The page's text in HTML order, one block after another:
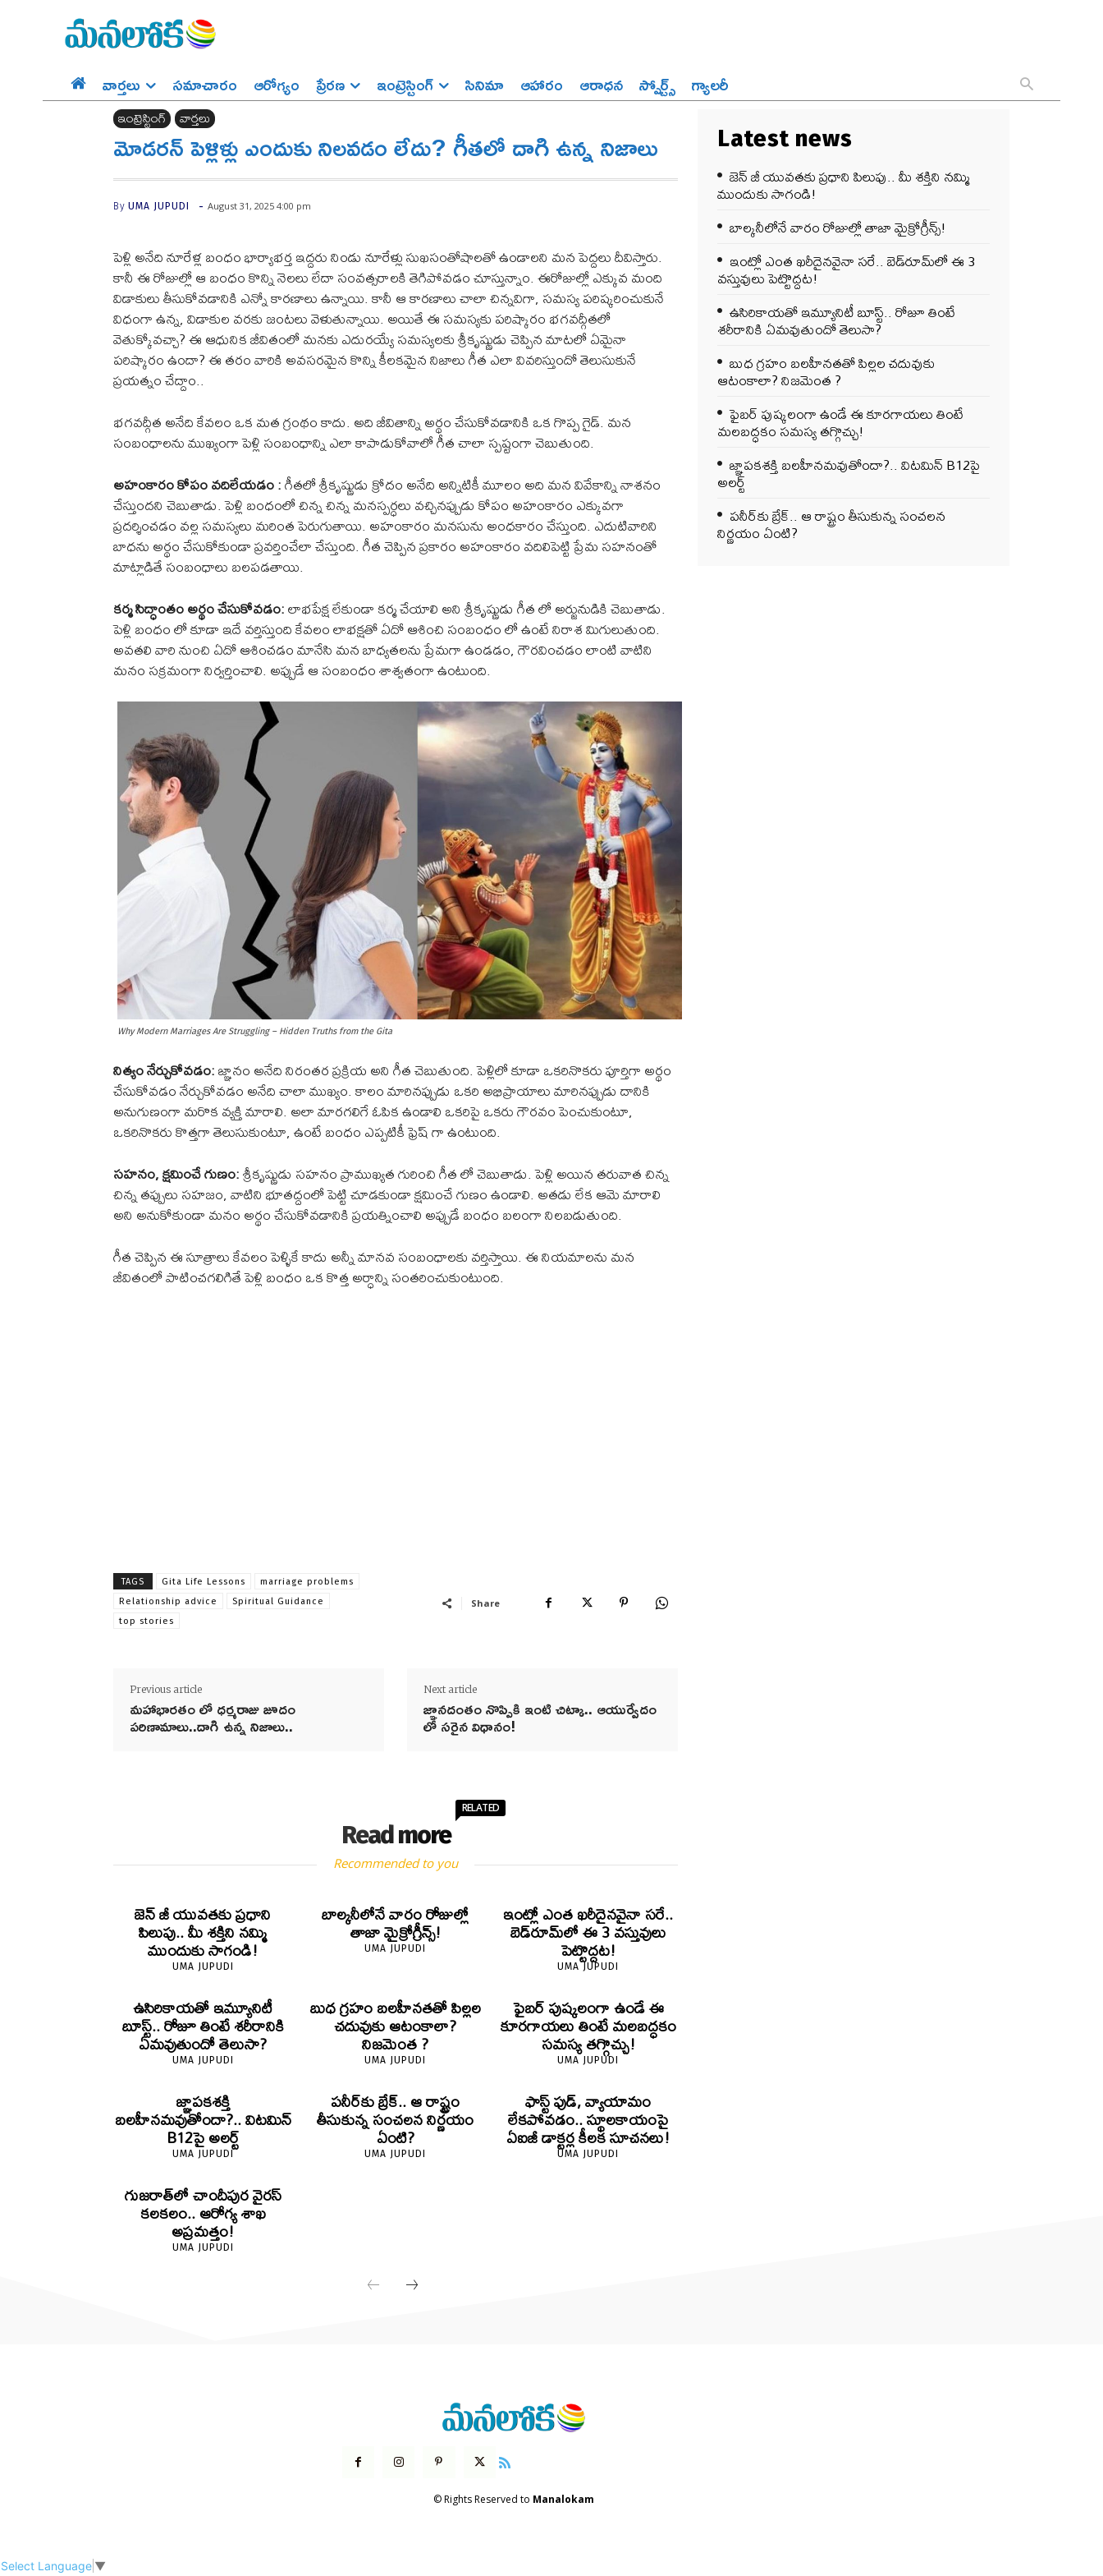
వార్తలు సమాచారం ఆరోగ్యం ప్రేర‌ణ‌ ఇంట్రెస్టింగ్‌ సినిమా ఆహారం ఆరాధన స్పోర్ట్స్‌ గ్యాలరీ
ఇంట్రెస్టింగ్‌ వార్తలు
మోడరన్ పెళ్లిళ్లు ఎందుకు నిలవడం లేదు? గీతలో దాగి ఉన్న నిజాలు
By UMA JUPUDI - August 31, 2025 4:00 pm
పెళ్లి అనేది నూరేళ్ల బంధం భార్యాభర్త ఇద్దరు నిండు నూరేళ్లు సుఖసంతోషాలతో ఉండాలని మన పెద్దలు దీవిస్తారు.
కానీ ఈ రోజుల్లో ఆ బంధం కొన్ని నెలలు లేదా సంవత్సరాలకి తెగిపోవడం చూస్తున్నాం. ఈరోజుల్లో ఎక్కువ మంది
విడాకులు తీసుకోవడానికి ఎన్నో కారణాలు ఉన్నాయి. కానీ ఆ కారణాలు చాలా చిన్నవిగా, సమస్య పరిష్కరించుకునే
విధంగా ఉన్న, విడాకుల వరకు జంటలు వెళుతున్నాయి. అయితే ఈ సమస్యకు పరిష్కారం భగవద్గీతలో
వెతుక్కోవచ్చా? ఈ ఆధునిక జీవితంలో మనకు ఎదురయ్యే సమస్యలకు శ్రీకృష్ణుడు చెప్పిన మాటలో ఏమైనా
పరిష్కారం ఉందా? ఈ తరం వారికి అవసరమైన కొన్ని కీలకమైన నిజాలు గీత ఎలా వివరిస్తుందో తెలుసుకునే
ప్రయత్నం చేద్దాం..
భగవద్గీత అనేది కేవలం ఒక మత గ్రంథం కాదు. అది జీవితాన్ని అర్థం చేసుకోవడానికి ఒక గొప్ప గైడ్. మన
సంబంధాలను ముఖ్యంగా పెళ్లి సంబంధాన్ని ఎలా కాపాడుకోవాలో గీత చాలా స్పష్టంగా చెబుతుంది.
అహంకారం కోపం వదిలేయడం :గీతలో శ్రీకృష్ణుడు క్రోదం అనేది అన్నిటికీ మూలం అది మన వివేకాన్ని నాశనం
చేస్తుందని చెబుతాడు. పెళ్లి బంధంలో చిన్న చిన్న మనస్పర్ధలు వచ్చినప్పుడు కోపం అహంకారం ఎక్కువగా
ప్రదర్శించడం వల్ల సమస్యలు మరింత పెరుగుతాయి. అహంకారం మనసును అంధకారం చేస్తుంది. ఎదుటివారిని
బాధను అర్థం చేసుకోకుండా ప్రవర్తించేలా చేస్తుంది. గీత చెప్పిన ప్రకారం అహంకారం వదిలిపెట్టి ప్రేమ సహనంతో
మాట్లాడితే సంబంధాలు బలపడతాయి.
కర్మ సిద్ధాంతం అర్థం చేసుకోవడం:లాభపేక్ష లేకుండా కర్మ చేయాలి అని శ్రీకృష్ణుడు గీత లో అర్జునుడికి చెబుతాడు.
పెళ్లి బంధం లో కూడా ఇదే వర్తిస్తుంది కేవలం లాభక్షతో ఏదో ఆశించి సంబంధం లో ఉంటే నిరాశ మిగులుతుంది.
అవతలి వారి నుంచి ఏదో ఆశించడం మానేసి మన బాధ్యతలను ప్రేమగా ఉండడం, గౌరవించడం లాంటి వాటిని
మనం సక్రమంగా నిర్వర్తించాలి. అప్పుడే ఆ సంబంధం శాశ్వతంగా ఉంటుంది.
Why Modern Marriages Are Struggling – Hidden Truths from the Gita
నిత్యం నేర్చుకోవడం:జ్ఞానం అనేది నిరంతర ప్రక్రియ అని గీత చెబుతుంది. పెళ్లిలో కూడా ఒకరినొకరు పూర్తిగా అర్థం
చేసుకోవడం నేర్చుకోవడం అనేది చాలా ముఖ్యం. కాలం మారినప్పుడు ఒకరి అభిప్రాయాలు మారినప్పుడు దానికి
అనుగుణంగా మరొక వ్యక్తి మారాలి. అలా మారగలిగే ఓపిక ఉండాలి ఒకరిపై ఒకరు గౌరవం పెంచుకుంటూ,
ఒకరినొకరు కొత్తగా తెలుసుకుంటూ, ఉంటే బంధం ఎప్పటికీ ఫ్రెష్ గా ఉంటుంది.
సహనం, క్షమించే గుణం:శ్రీకృష్ణుడు సహనం ప్రాముఖ్యత గురించి గీత లో చెబుతాడు. పెళ్లి అయిన తరువాత చిన్న
చిన్న తప్పులు సహజం, వాటిని భూతద్దంలో పెట్టి చూడకుండా క్షమించే గుణం ఉండాలి. అతడు లేక ఆమె మారాలి
అని అనుకోకుండా మనం అర్థం చేసుకోవడానికి ప్రయత్నించాలి అప్పుడే బంధం బలంగా నిలబడుతుంది.
గీత చెప్పిన ఈ సూత్రాలు కేవలం పెళ్ళికే కాదు అన్నీ మానవ సంబంధాలకు వర్తిస్తాయి. ఈ నియమాలను మన
జీవితంలో పాటించగలిగితే పెళ్లి బంధం ఒక కొత్త అర్ధాన్ని సంతరించుకుంటుంది.
TAGS Gita Life Lessons
marriage problems
Relationship advice
Spiritual Guidance
top stories
Share
Previous article
మహాభారతం లో ధర్మరాజు జూదం
పరిణామాలు..దాగి ఉన్న నిజాలు..
Next article
జ్ఞానదంతం నొప్పికి ఇంటి చిట్కా.. ఆయుర్వేదం
లో సరైన విధానం!
Read more
RELATED
Recommended to you
జెన్‌ జీ యువతకు ప్రధాని
పిలుపు.. మీ శక్తిని నమ్మి
ముందుకు సాగండి!
UMA JUPUDI
బాల్కనీలోనే వారం రోజుల్లో
తాజా మైక్రోగ్రీన్స్‌!
UMA JUPUDI
ఇంట్లో ఎంత ఖరీదైనవైనా సరే..
బెడ్‌రూమ్‌లో ఈ 3 వస్తువులు
పెట్టొద్దట!
UMA JUPUDI
ఉసిరికాయతో ఇమ్యూనిటీ
బూస్ట్‌.. రోజూ తింటే శరీరానికి
ఏమవుతుందో తెలుసా?
UMA JUPUDI
బుధ గ్రహం బలహీనతతో పిల్లల
చదువుకు ఆటంకాలా?
నిజమెంత ?
UMA JUPUDI
ఫైబర్‌ పుష్కలంగా ఉండే ఈ
కూరగాయలు తింటే మలబద్ధకం
సమస్య తగ్గొచ్చు!
UMA JUPUDI
జ్ఞాపకశక్తి
బలహీనమవుతోందా?.. విటమిన్
B12పై అలర్ట్
UMA JUPUDI
పనీర్‌కు బ్రేక్.. ఆ రాష్ట్రం
తీసుకున్న సంచలన నిర్ణయం
ఏంటి?
UMA JUPUDI
ఫాస్ట్ ఫుడ్, వ్యాయామం
లేకపోవడం.. స్థూలకాయంపై
ఏఐజీ డాక్టర్ల కీలక సూచనలు!
UMA JUPUDI
గుజరాత్‌లో చాందీపుర వైరస్
కలకలం.. ఆరోగ్య శాఖ
అప్రమత్తం!
UMA JUPUDI
Latest news
జెన్‌ జీ యువతకు ప్రధాని పిలుపు.. మీ శక్తిని నమ్మి
ముందుకు సాగండి!
బాల్కనీలోనే వారం రోజుల్లో తాజా మైక్రోగ్రీన్స్‌!
ఇంట్లో ఎంత ఖరీదైనవైనా సరే.. బెడ్‌రూమ్‌లో ఈ 3
వస్తువులు పెట్టొద్దట!
ఉసిరికాయతో ఇమ్యూనిటీ బూస్ట్‌.. రోజూ తింటే
శరీరానికి ఏమవుతుందో తెలుసా?
బుధ గ్రహం బలహీనతతో పిల్లల చదువుకు
ఆటంకాలా? నిజమెంత ?
ఫైబర్‌ పుష్కలంగా ఉండే ఈ కూరగాయలు తింటే
మలబద్ధకం సమస్య తగ్గొచ్చు!
జ్ఞాపకశక్తి బలహీనమవుతోందా?.. విటమిన్ B12పై
అలర్ట్
పనీర్‌కు బ్రేక్.. ఆ రాష్ట్రం తీసుకున్న సంచలన
నిర్ణయం ఏంటి?
© Rights Reserved to Manalokam
Select Language ▼